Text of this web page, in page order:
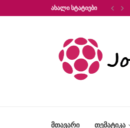
ᲐᲮᲐᲚᲘ ᲡᲢᲐᲢᲘᲔᲑᲘ
ᲛᲗᲐᲕᲐᲠᲘ ᲗᲔᲛᲐᲢᲘᲙᲐ